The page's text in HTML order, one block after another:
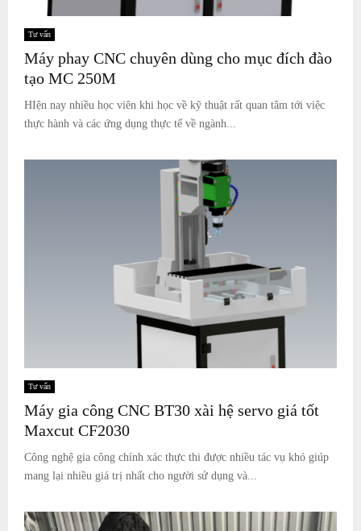
Tư vấn
Máy phay CNC chuyên dùng cho mục đích đào
tạo MC 250M
HIện nay nhiều học viên khi học về kỹ thuật rất quan tâm tới việc
thực hành và các ứng dụng thực tế về ngành...
Tư vấn
Máy gia công CNC BT30 xài hệ servo giá tốt
Maxcut CF2030
Công nghệ gia công chính xác thực thi được nhiều tác vụ khó giúp
mang lại nhiều giá trị nhất cho người sử dụng và...